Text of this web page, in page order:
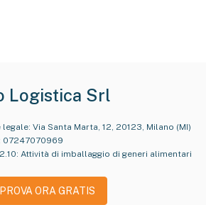
Logistica Srl
legale: Via Santa Marta, 12, 20123, Milano (MI)
07247070969
: Attività di imballaggio di generi alimentari
PROVA ORA GRATIS